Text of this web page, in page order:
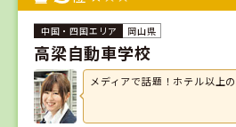
岡山県
高梁自動車学校
メディアで話題！ホテル以上